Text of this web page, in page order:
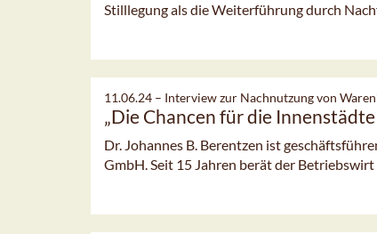
Stilllegung als die Weiterführung durch
11.06.24 – Interview zur Nachnutzung von
„Die Chancen für die
Dr. Johannes B. Berentzen ist
GmbH. Seit 15 Jahren berät der